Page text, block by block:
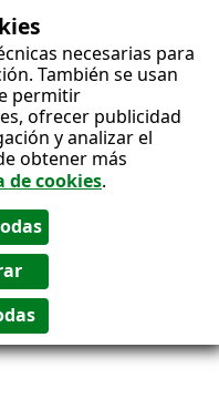
necesarias para
También se usan
permitir
ofrecer publicidad
y analizar el
obtener más
de cookies.